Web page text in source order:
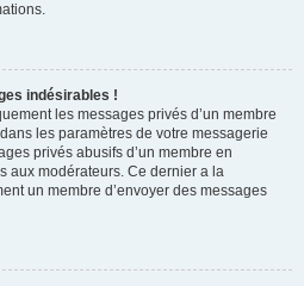
indésirables !
les messages privés d’un membre
les paramètres de votre messagerie
privés abusifs d’un membre en
aux modérateurs. Ce dernier a la
un membre d’envoyer des messages